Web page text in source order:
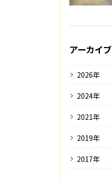
アーカイブ
2026年
2024年
2021年
2019年
2017年